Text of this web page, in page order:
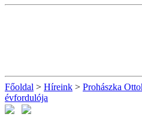
Főoldal > Híreink > Prohászka
évfordulója